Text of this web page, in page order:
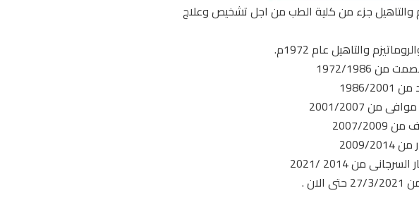
والتاهيل جزء من كلية الطب من اجل تشخيص وعلاج
والتاهيل عام 1972م.
1972/1986
2001
2001/2007
2009
2014
من 2014 /2021
.